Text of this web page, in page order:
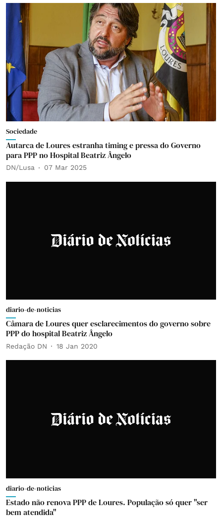
Sociedade
Autarca de Loures estranha timing e pressa do Governo
para PPP no Hospital Beatriz Ângelo
DN/Lusa 07 Mar 2025
diario-de-noticias
Câmara de Loures quer esclarecimentos do governo sobre
PPP do hospital Beatriz Ângelo
Redação DN 18 Jan 2020
diario-de-noticias
Estado não renova PPP de Loures. População só quer "ser
bem atendida"